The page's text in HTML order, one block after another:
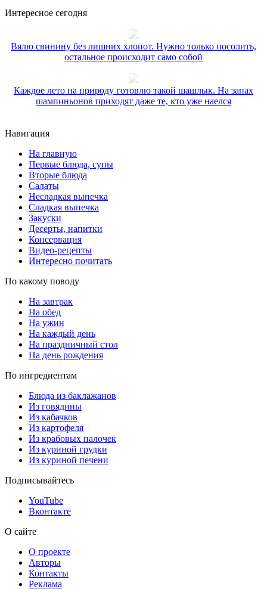
Интересное сегодня
Вялю свинину без лишних хлопот. Нужно только посолить,
остальное происходит само собой
Каждое лето на природу готовлю такой шашлык. На запах
шампиньонов приходят даже те, кто уже наелся
Навигация
На главную
Первые блюда, супы
Вторые блюда
Салаты
Несладкая выпечка
Сладкая выпечка
Закуски
Десерты, напитки
Консервация
Видео-рецепты
Интересно почитать
По какому поводу
На завтрак
На обед
На ужин
На каждый день
На праздничный стол
На день рождения
По ингредиентам
Блюда из баклажанов
Из говядины
Из кабачков
Из картофеля
Из крабовых палочек
Из куриной грудки
Из куриной печени
Подписывайтесь
YouTube
Вконтакте
О сайте
О проекте
Авторы
Контакты
Реклама